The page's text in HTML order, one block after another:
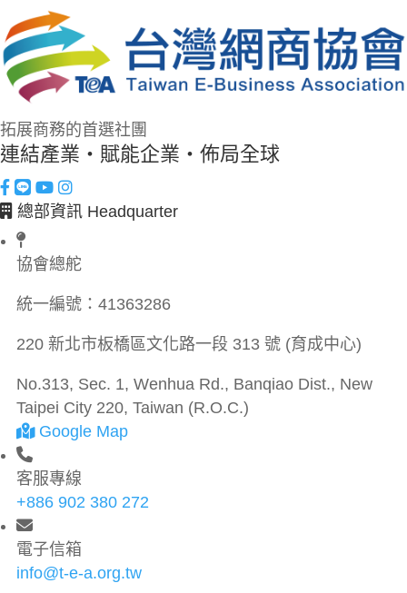
拓展商務的首選社團
連結產業・賦能企業・佈局全球
總部資訊 Headquarter
協會總舵
統一編號： 41363286
220 新北市板橋區文化路一段 313 號 (育成中心)
No.313, Sec. 1, Wenhua Rd., Banqiao Dist., New
Taipei City 220, Taiwan (R.O.C.)
Google Map
客服專線
+886 902 380 272
電子信箱
info@t-e-a.org.tw